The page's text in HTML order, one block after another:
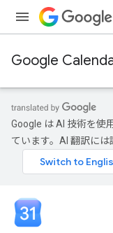
Google
Google は AI 技術を使
ています。AI 翻訳には